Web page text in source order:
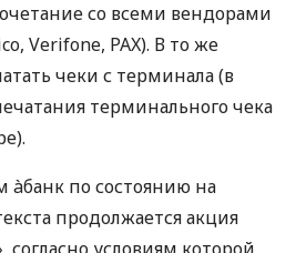
со всеми вендорами
Verifone, PAX). В то же
чеки с терминала (в
терминального чека
по состоянию на
продолжается акция